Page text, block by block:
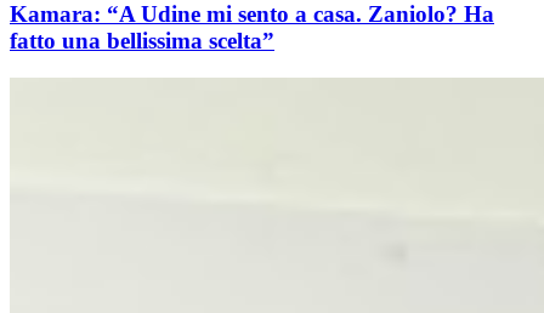
Kamara: “A Udine mi sento a casa. Zaniolo? Ha
fatto una bellissima scelta”